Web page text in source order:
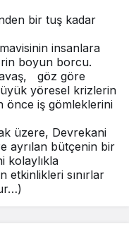
bir tuş kadar
insanlara
boyun borcu.
göz göre
yöresel krizlerin
önce iş gömleklerini
üzere, Devrekani
ayrılan bütçenin bir
kolaylıkla
etkinlikleri sınırlar